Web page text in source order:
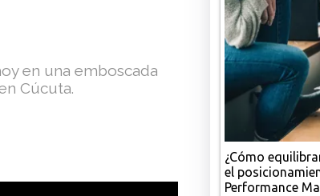
en una emboscada
Cúcuta.
¿Cómo
el
Performance